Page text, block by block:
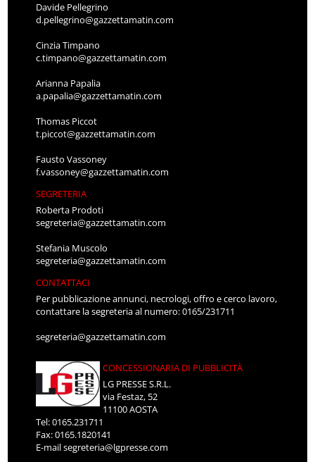
Davide Pellegrino
d.pellegrino@gazzettamatin.com
Cinzia Timpano
c.timpano@gazzettamatin.com
Arianna Papalia
a.papalia@gazzettamatin.com
Thomas Piccot
t.piccot@gazzettamatin.com
Fausto Vassoney
f.vassoney@gazzettamatin.com
SEGRETERIA
Roberta Prodoti
segreteria@gazzettamatin.com
Stefania Muscolo
segreteria@gazzettamatin.com
CONTATTACI
Per pubblicazione annunci, necrologi, offro e cerco lavoro,
contattare la segreteria al numero: 0165/231711
segreteria@gazzettamatin.com
CONCESSIONARIA DI PUBBLICITÀ
LG PRESSE S.R.L.
via Festaz, 52
11100 AOSTA
Tel: 0165.231711
Fax: 0165.1820141
E-mailsegreteria@lgpresse.com